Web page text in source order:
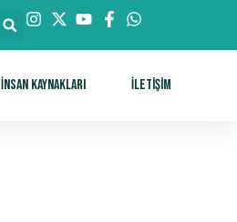
İnsan Kaynakları İletişim